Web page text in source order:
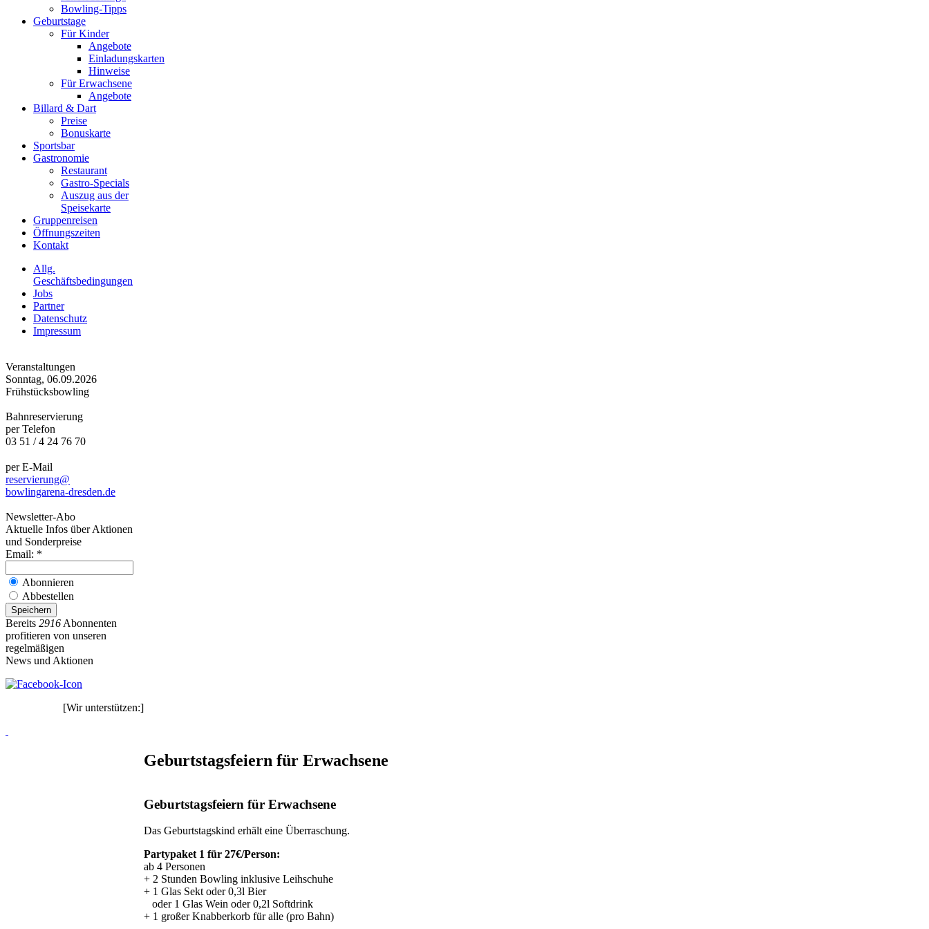
Bowling-Tipps
Geburtstage
Für Kinder
Angebote
Einladungskarten
Hinweise
Für Erwachsene
Angebote
Billard & Dart
Preise
Bonuskarte
Sportsbar
Gastronomie
Restaurant
Gastro-Specials
Auszug aus der
Speisekarte
Gruppenreisen
Öffnungszeiten
Kontakt
Allg.
Geschäftsbedingungen
Jobs
Partner
Datenschutz
Impressum
Veranstaltungen
Sonntag, 06.09.2026
Frühstücksbowling
Bahnreservierung
per Telefon
03 51 / 4 24 76 70
per E-Mail
reservierung@
bowlingarena-dresden.de
Newsletter-Abo
Aktuelle Infos über Aktionen
und Sonderpreise
Email: *
Abonnieren
Abbestellen
Bereits 2916 Abonnenten
profitieren von unseren
regelmäßigen
News und Aktionen
[Wir unterstützen:]
Geburtstagsfeiern für Erwachsene
Geburtstagsfeiern für Erwachsene
Das Geburtstagskind erhält eine Überraschung.
Partypaket 1 für 27€/Person:
ab 4 Personen
+ 2 Stunden Bowling inklusive Leihschuhe
+ 1 Glas Sekt oder 0,3l Bier
oder 1 Glas Wein oder 0,2l Softdrink
+ 1 großer Knabberkorb für alle (pro Bahn)